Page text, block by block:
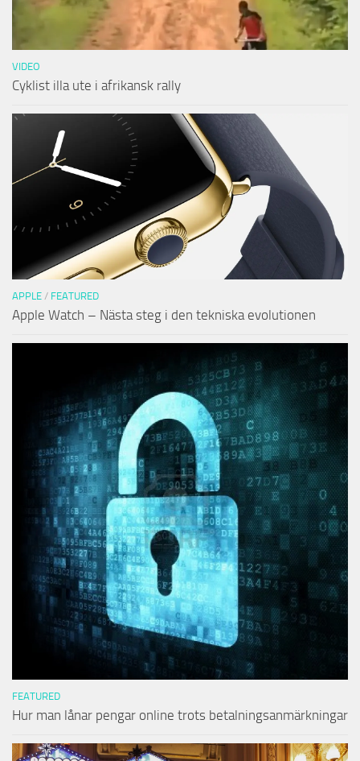
VIDEO
Cyklist illa ute i afrikansk rally
APPLE / FEATURED
Apple Watch – Nästa steg i den tekniska evolutionen
FEATURED
Hur man lånar pengar online trots betalningsanmärkningar